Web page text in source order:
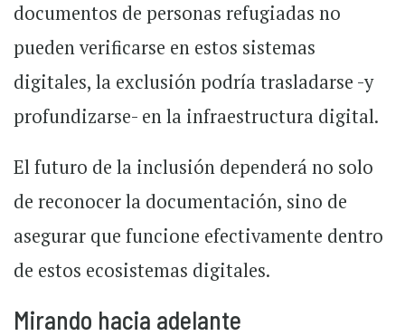
documentos de personas refugiadas no
pueden verificarse en estos sistemas
digitales, la exclusión podría trasladarse -y
profundizarse- en la infraestructura digital.
El futuro de la inclusión dependerá no solo
de reconocer la documentación, sino de
asegurar que funcione efectivamente dentro
de estos ecosistemas digitales.
Mirando hacia adelante